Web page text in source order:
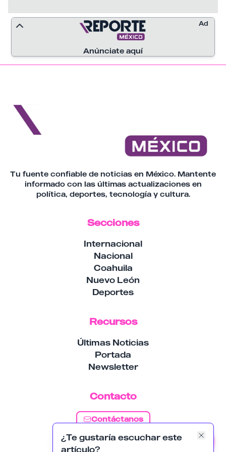
¿Te gustaría escuchar este
artículo?
posiciona como la sede del primer vehículo
eléctrico de la compañía producido en
México para abastecer mercados
internacionales, reforzando su papel como
destino estratégico para la industria
Anúnciate aquí
Ad
Tu fuente confiable de noticias en México. Mantente
informado con las últimas actualizaciones en
política, deportes, tecnología y cultura.
Secciones
Internacional
Nacional
Coahuila
Nuevo León
Deportes
Recursos
Últimas Noticias
Portada
Newsletter
Contacto
Contáctanos